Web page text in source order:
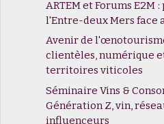
ARTEM et Forums E2M
l'Entre-deux Mers face
Avenir de
clientèles, numérique
territoires viticoles
Séminaire Vins &
Génération Z, vin,
influenceurs